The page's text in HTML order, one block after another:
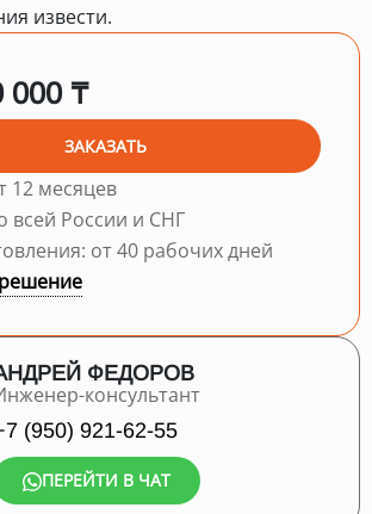
извести.
000 ₸
ЗАКАЗАТЬ
12 месяцев
всей России и СНГ
от 40 рабочих дней
ФЕДОРОВ
консультант
(950) 921-62-55
ПЕРЕЙТИ В ЧАТ